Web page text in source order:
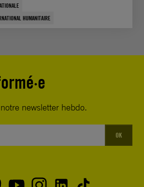
HUMANITAIRE
newsletter hebdo.
OK